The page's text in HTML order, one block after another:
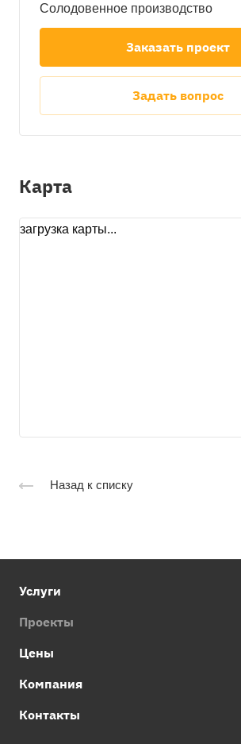
Солодовенное производство
Заказать проект
Задать вопрос
Карта
загрузка карты...
Назад к списку
Услуги
Проекты
Цены
Компания
Контакты